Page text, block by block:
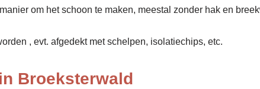
om het schoon te maken, meestal zonder hak en
, evt. afgedekt met schelpen, isolatiechips, etc.
Broeksterwald